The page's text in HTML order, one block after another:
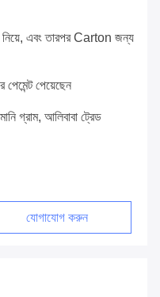
এবং তারপর Carton জন্য
পেয়েছেন
গ্রাম, আলিবাবা ট্রেড
যোগাযোগ করুন